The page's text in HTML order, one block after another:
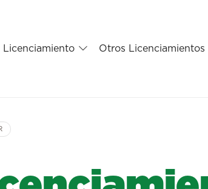
Licenciamiento Otros Licenciamientos